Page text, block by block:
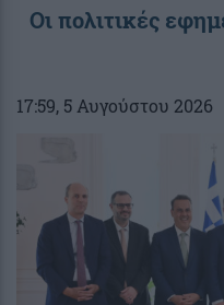
Οι πολιτικές
17:59, 5 Αυγούστου 2026